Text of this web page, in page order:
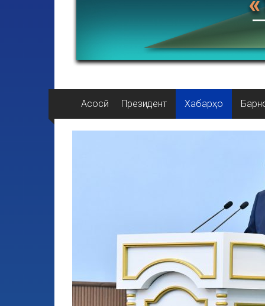
Асосӣ Президент Хабарҳо